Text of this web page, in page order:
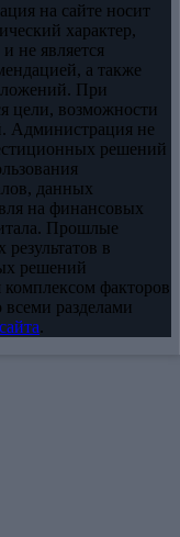
на сайте носит
характер,
не является
а также
При
цели, возможности
Администрация не
решений
данных
на финансовых
Прошлые
в
решений
комплексом факторов
всеми разделами
.